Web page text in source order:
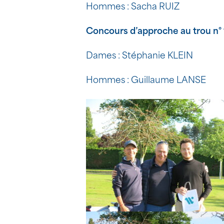
Hommes : Sacha RUIZ
Concours d’approche au trou n°
Dames : Stéphanie KLEIN
Hommes : Guillaume LANSE